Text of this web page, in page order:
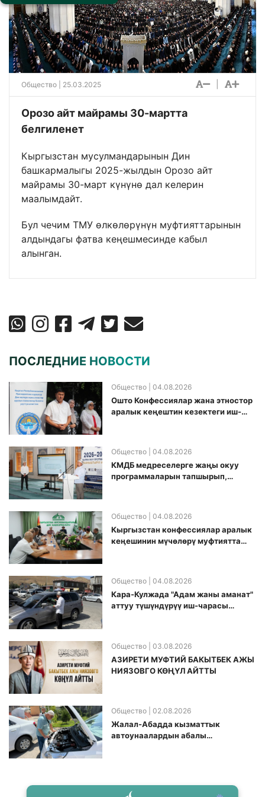
Общество | 25.03.2025
Орозо айт майрамы 30-мартта
белгиленет
Кыргызстан мусулмандарынын Дин
башкармалыгы 2025-жылдын Орозо айт
майрамы 30-март күнүнө дал келерин
маалымдайт.
Бул чечим ТМУ өлкөлөрүнүн муфтияттарынын
алдындагы фатва кеңешмесинде кабыл
алынган.
ПОСЛЕДНИЕ НОВОСТИ
Общество | 04.08.2026
Ошто Конфессиялар жана этностор
аралык кеңештин кезектеги иш-
Общество | 04.08.2026
КМДБ медреселерге жаңы окуу
программаларын тапшырып,
Общество | 04.08.2026
Кыргызстан конфессиялар аралык
кеӊешинин мүчөлөрү муфтиятта
Общество | 04.08.2026
Кара-Кулжада "Адам жаны аманат"
аттуу түшүндүрүү иш-чарасы
Общество | 03.08.2026
АЗИРЕТИ МУФТИЙ БАКЫТБЕК АЖЫ
НИЯЗОВГО КӨҢҮЛ АЙТТЫ
Общество | 02.08.2026
Жалал-Абадда кызматтык
автоунаалардын абалы